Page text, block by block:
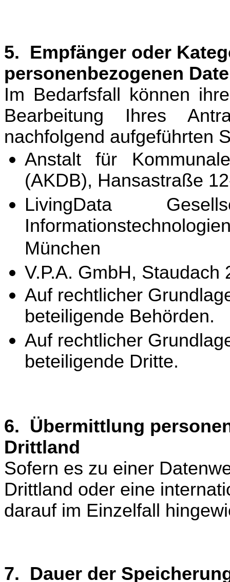
5. Empfänger oder
personenbezogenen
Im Bedarfsfall können i
Bearbeitung Ihres
nachfolgend aufgeführten
Anstalt für
(AKDB), Hansastraße
LivingData
München
V.P.A. GmbH, Staudach
Auf rechtlicher
beteiligende Behörden.
Auf rechtlicher
beteiligende Dritte.
6. Übermittlung
Drittland
Sofern es zu einer
Drittland oder eine
darauf im Einzelfall
7. Dauer der